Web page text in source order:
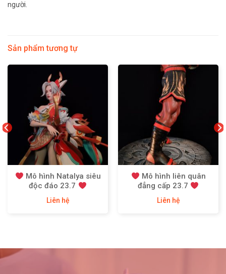
người.
Sản phẩm tương tự
Mô hình Natalya siêu
độc đáo 23.7
Liên hệ
Mô hình liên quân
đẳng cấp 23.7
Liên hệ